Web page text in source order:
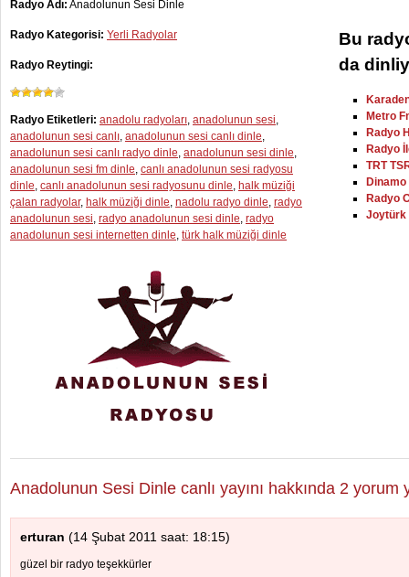
Radyo Adı: Anadolunun Sesi Dinle
Radyo Kategorisi: Yerli Radyolar
Radyo Reytingi:
Radyo Etiketleri: anadolu radyoları, anadolunun sesi,
anadolunun sesi canlı, anadolunun sesi canlı dinle,
anadolunun sesi canlı radyo dinle, anadolunun sesi dinle,
anadolunun sesi fm dinle, canlı anadolunun sesi radyosu
dinle, canlı anadolunun sesi radyosunu dinle, halk müziği
çalan radyolar, halk müziği dinle, nadolu radyo dinle, radyo
anadolunun sesi, radyo anadolunun sesi dinle, radyo
anadolunun sesi internetten dinle, türk halk müziği dinle
Bu
da
Metro
Radyo
Radyo
TRT
Dinamo
Radyo
Joytürk
Anadolunun Sesi Dinle canlı yayını hakkında 2 yorum
erturan (14 Şubat 2011 saat: 18:15)
güzel bir radyo teşekkürler